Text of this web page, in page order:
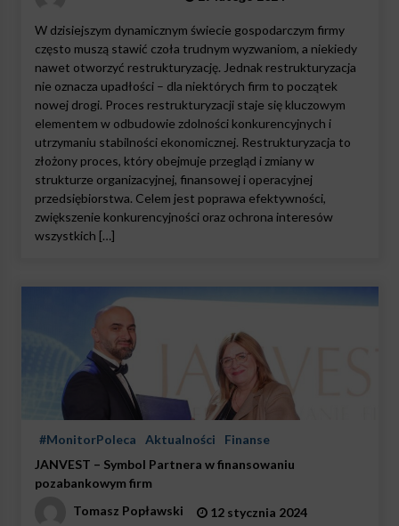
W dzisiejszym dynamicznym świecie gospodarczym firmy
często muszą stawić czoła trudnym wyzwaniom, a niekiedy
nawet otworzyć restrukturyzację. Jednak restrukturyzacja
nie oznacza upadłości – dla niektórych firm to początek
nowej drogi. Proces restrukturyzacji staje się kluczowym
elementem w odbudowie zdolności konkurencyjnych i
utrzymaniu stabilności ekonomicznej. Restrukturyzacja to
złożony proces, który obejmuje przegląd i zmiany w
strukturze organizacyjnej, finansowej i operacyjnej
przedsiębiorstwa. Celem jest poprawa efektywności,
zwiększenie konkurencyjności oraz ochrona interesów
wszystkich […]
#MonitorPoleca Aktualności
Finanse
JANVEST – Symbol Partnera w finansowaniu
pozabankowym firm
Tomasz Popławski
12 stycznia 2024